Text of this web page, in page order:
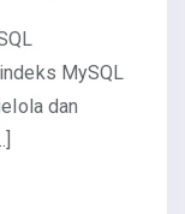
MySQL
dan